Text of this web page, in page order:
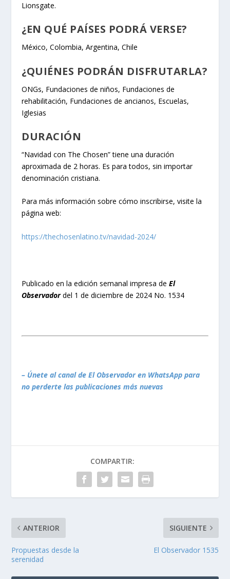
Lionsgate.
¿EN QUÉ PAÍSES PODRÁ VERSE?
México, Colombia, Argentina, Chile
¿QUIÉNES PODRÁN DISFRUTARLA?
ONGs, Fundaciones de niños, Fundaciones de
rehabilitación, Fundaciones de ancianos, Escuelas,
Iglesias
DURACIÓN
“Navidad con The Chosen” tiene una duración
aproximada de 2 horas. Es para todos, sin importar
denominación cristiana.
Para más información sobre cómo inscribirse, visite la
página web:
https://thechosenlatino.tv/navidad-2024/
Publicado en la edición semanal impresa deEl
Observadordel 1 de diciembre de 2024 No. 1534
– Únete al canal de El Observador en WhatsApp para
no perderte las publicaciones más nuevas
COMPARTIR:
ANTERIOR
Propuestas desde la
serenidad
SIGUIENTE
El Observador 1535